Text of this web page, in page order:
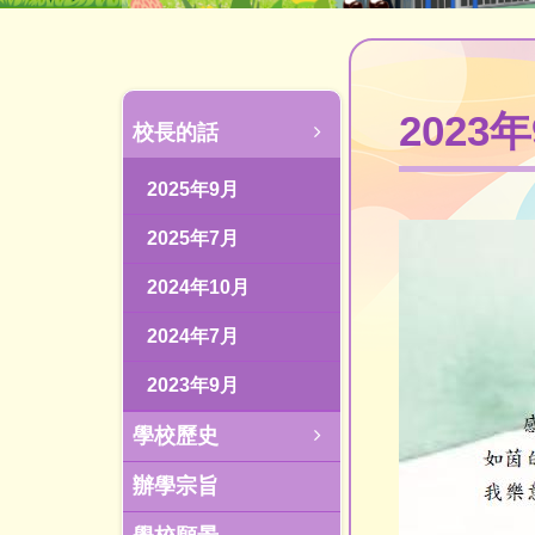
校長的話
2025年9月
2025年7月
2024年10月
2024年7月
2023年9月
學校歷史
辦學宗旨
2023